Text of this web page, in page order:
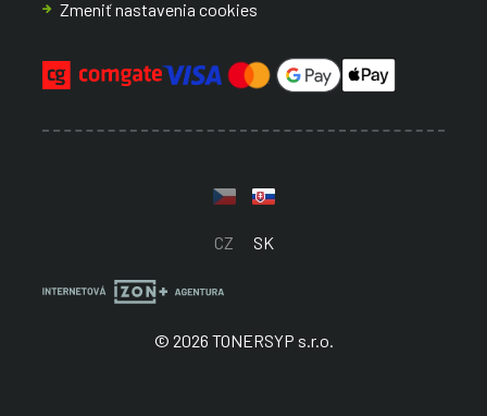
Zmeniť nastavenia cookies
CZ SK
© 2026 TONERSYP s.r.o.